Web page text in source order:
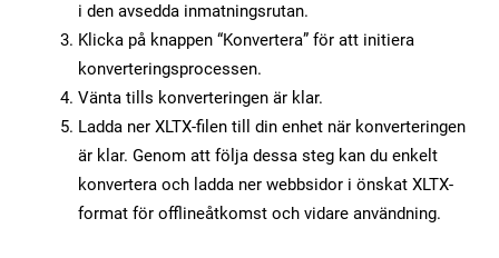
i den avsedda inmatningsrutan.
Klicka på knappen “Konvertera” för att initiera
konverteringsprocessen.
Vänta tills konverteringen är klar.
Ladda ner XLTX-filen till din enhet när konverteringen
är klar. Genom att följa dessa steg kan du enkelt
konvertera och ladda ner webbsidor i önskat XLTX-
format för offlineåtkomst och vidare användning.